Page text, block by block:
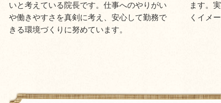
いと考えている院長です。仕事へのやりがい
や働きやすさを真剣に考え、安心して勤務で
きる環境づくりに努めています。
ます。
くイメ